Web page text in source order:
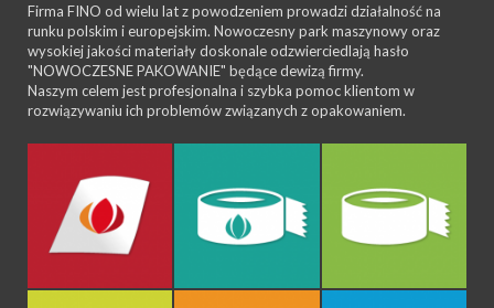
Firma FINO od wielu lat z powodzeniem prowadzi działalność na
runku polskim i europejskim. Nowoczesny park maszynowy oraz
wysokiej jakości materiały doskonale odzwierciedlają hasło
"NOWOCZESNE PAKOWANIE" będące dewizą firmy.
Naszym celem jest profesjonalna i szybka pomoc klientom w
rozwiązywaniu ich problemów związanych z opakowaniem.